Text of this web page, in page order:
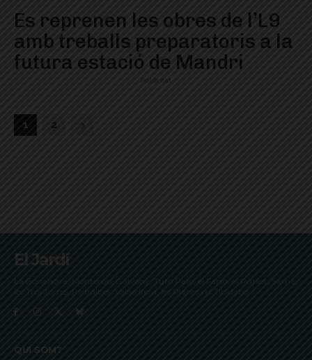
Es reprenen les obres de l’L9
amb treballs preparatoris a la
futura estació de Mandri
Publicitat
1 2
El Jardí
La Bonanova, Monterols, Galvany, Turó Parc, el Farró, el Putxet, Sarrià,
les Tres Torres, Pedralbes, Vallvidrera, les Planes i el Tibidabo
QUI SOM?